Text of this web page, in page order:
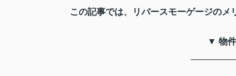
この記事では、リバースモーゲージのメ
▼ 物